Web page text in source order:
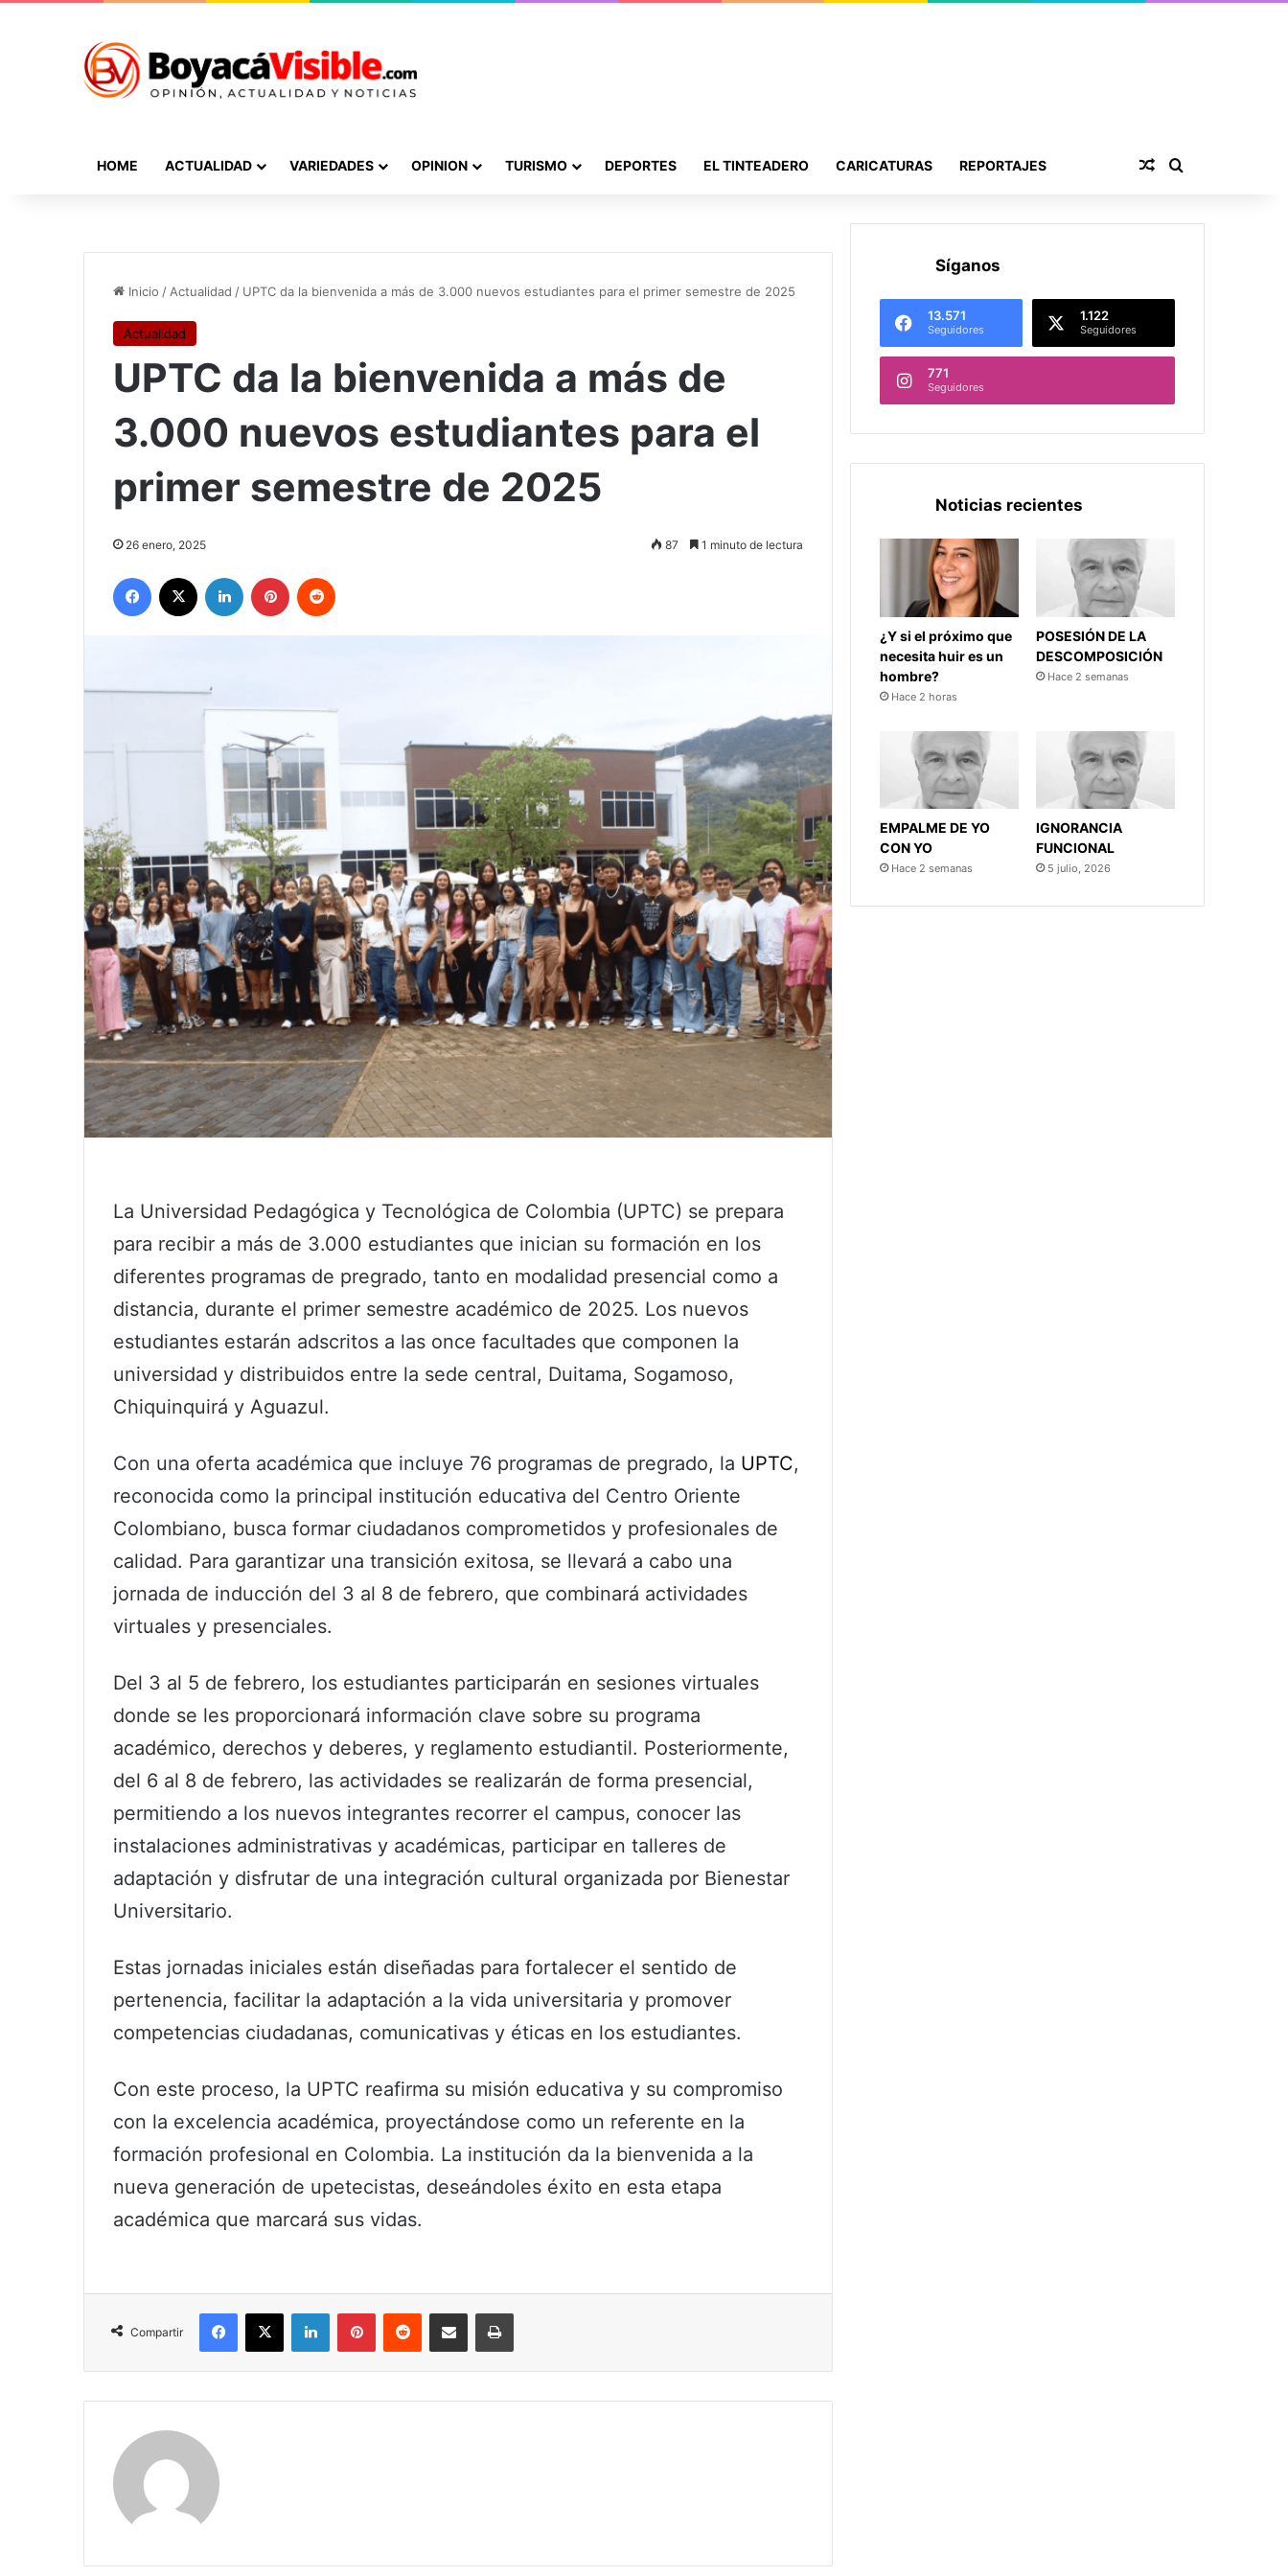
HOME ACTUALIDAD VARIEDADES OPINION TURISMO DEPORTES EL TINTEADERO CARICATURAS REPORTAJES Publicación al
Inicio / Actualidad / UPTC da la bienvenida a más de 3.000 nuevos estudiantes para el primer semestre de 2025
Actualidad
UPTC da la bienvenida a más de
3.000 nuevos estudiantes para el
primer semestre de 2025
26 enero, 2025 87 1 minuto de lectura
Facebook LinkedIn Pinterest
La Universidad Pedagógica y Tecnológica de Colombia (UPTC) se prepara
para recibir a más de 3.000 estudiantes que inician su formación en los
diferentes programas de pregrado, tanto en modalidad presencial como a
distancia, durante el primer semestre académico de 2025. Los nuevos
estudiantes estarán adscritos a las once facultades que componen la
universidad y distribuidos entre la sede central, Duitama, Sogamoso,
Chiquinquirá y Aguazul.
Con una oferta académica que incluye 76 programas de pregrado, la UPTC,
reconocida como la principal institución educativa del Centro Oriente
Colombiano, busca formar ciudadanos comprometidos y profesionales de
calidad. Para garantizar una transición exitosa, se llevará a cabo una
jornada de inducción del 3 al 8 de febrero, que combinará actividades
virtuales y presenciales.
Del 3 al 5 de febrero, los estudiantes participarán en sesiones virtuales
donde se les proporcionará información clave sobre su programa
académico, derechos y deberes, y reglamento estudiantil. Posteriormente,
del 6 al 8 de febrero, las actividades se realizarán de forma presencial,
permitiendo a los nuevos integrantes recorrer el campus, conocer las
instalaciones administrativas y académicas, participar en talleres de
adaptación y disfrutar de una integración cultural organizada por Bienestar
Universitario.
Estas jornadas iniciales están diseñadas para fortalecer el sentido de
pertenencia, facilitar la adaptación a la vida universitaria y promover
competencias ciudadanas, comunicativas y éticas en los estudiantes.
Con este proceso, la UPTC reafirma su misión educativa y su compromiso
con la excelencia académica, proyectándose como un referente en la
formación profesional en Colombia. La institución da la bienvenida a la
nueva generación de upetecistas, deseándoles éxito en esta etapa
académica que marcará sus vidas.
Compartir
Facebook
X LinkedInPinterestReddit Compartir por correo electrónicoImprimir
Síganos
13.571
Seguidores
1.122
Seguidores
771
Seguidores
Noticias recientes
¿Y si el próximo que
necesita huir es un
hombre?
Hace 2 horas
POSESIÓN DE LA
DESCOMPOSICIÓN
Hace 2 semanas
EMPALME DE YO
CON YO
Hace 2 semanas
IGNORANCIA
FUNCIONAL
5 julio, 2026